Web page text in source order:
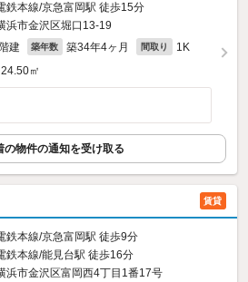
鉄本線/京急富岡駅 徒歩15分
浜市金沢区堀口13-19
建 築年数 築34年4ヶ月 間取り 1K
24.50㎡
の物件の通知を受け取る
賃貸
鉄本線/京急富岡駅 徒歩9分
鉄本線/能見台駅 徒歩16分
浜市金沢区富岡西4丁目1番17号